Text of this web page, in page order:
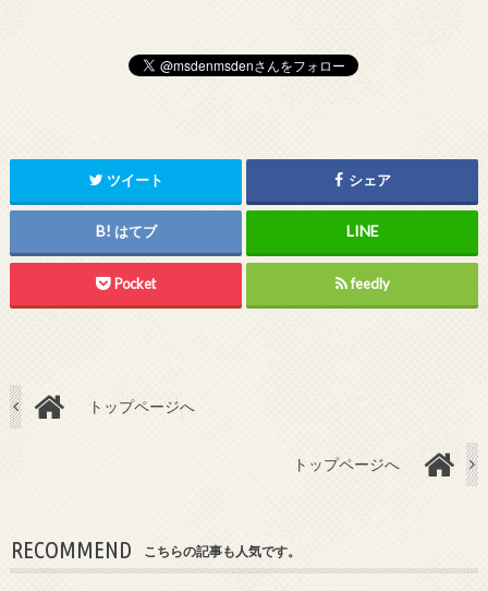
ツイート シェア
はてブ
Pocket feedly
トップページへ
トップページへ
RECOMMEND こちらの記事も人気です。